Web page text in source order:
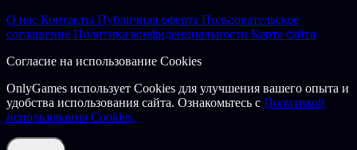
О нас Контакты Публичная оферта Пользовательское
соглашение Политика конфиденциальности Карта сайта
Согласие на использование Cookies
OnlyGames использует Cookies для улучшения вашего опыта и
удобства использования сайта. Ознакомьтесь с Политикой
использования Cookies.